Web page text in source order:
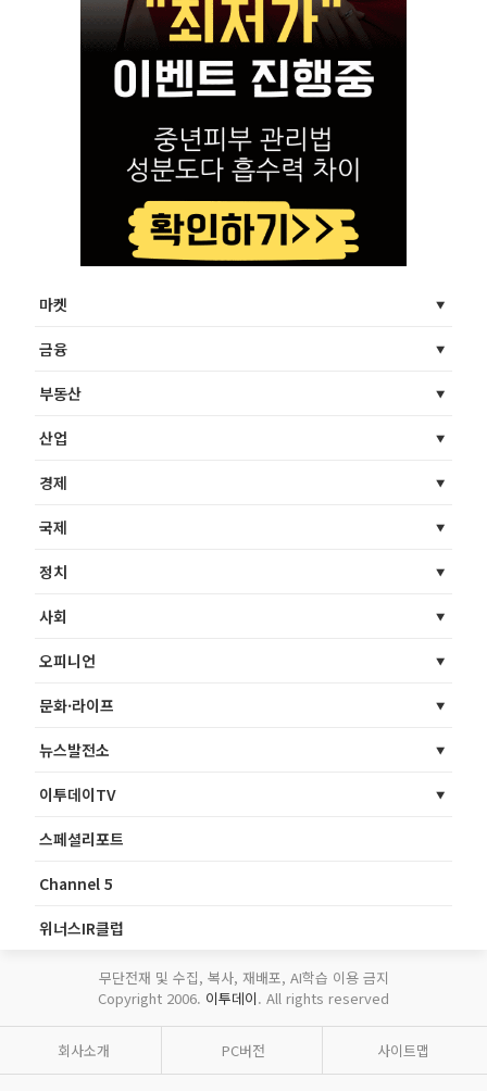
마켓
금융
부동산
산업
경제
국제
정치
사회
오피니언
문화·라이프
뉴스발전소
이투데이TV
스페셜리포트
Channel 5
위너스IR클럽
무단전재 및 수집, 복사, 재배포, AI학습 이용 금지
Copyright 2006. 이투데이. All rights reserved
회사소개 PC버전 사이트맵